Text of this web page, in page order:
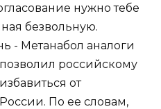
нужно тебе
безвольную.
- Метанабол аналоги
российскому
от
По ее словам,